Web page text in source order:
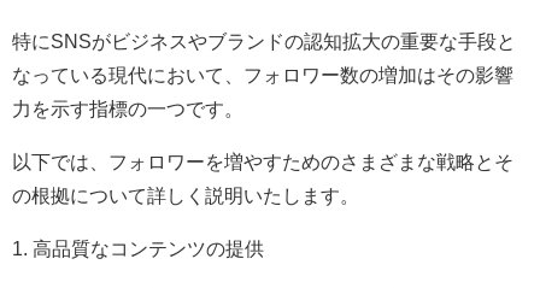
特にSNSがビジネスやブランドの認知拡大の重要な手段と
なっている現代において、フォロワー数の増加はその影響
力を示す指標の一つです。
以下では、フォロワーを増やすためのさまざまな戦略とそ
の根拠について詳しく説明いたします。
1. 高品質なコンテンツの提供